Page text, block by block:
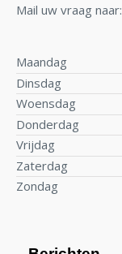
Mail uw vraag naar:
Maandag
Dinsdag
Woensdag
Donderdag
Vrijdag
Zaterdag
Zondag